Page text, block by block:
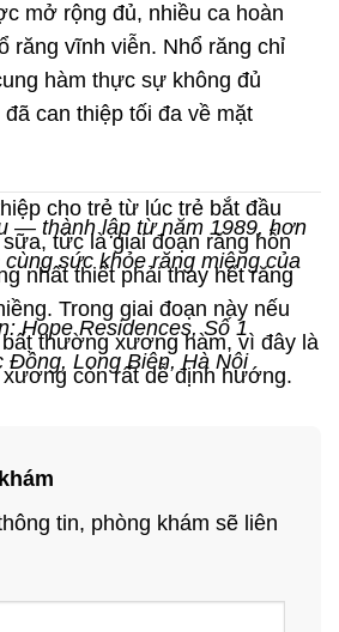
mở rộng đủ, nhiều ca hoàn
răng vĩnh viễn. Nhổ răng chỉ
hàm thực sự không đủ
can thiệp tối đa về mặt
cho trẻ từ lúc trẻ bắt đầu
tức là giai đoạn răng hỗn
nhất thiết phải thay hết răng
Trong giai đoạn này nếu
thường xương hàm, vì đây là
còn rất dễ định hướng.
— thành lập từ năm 1989, hơn
sức khỏe răng miệng của
Hope Residences, Số 1
Đồng, Long Biên, Hà Nội
tin, phòng khám sẽ liên